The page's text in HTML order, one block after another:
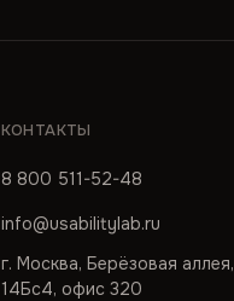
КОНТАКТЫ
8 800 511-52-48
info@usabilitylab.ru
г. Москва, Берёзовая аллея,
14Бс4, офис 320